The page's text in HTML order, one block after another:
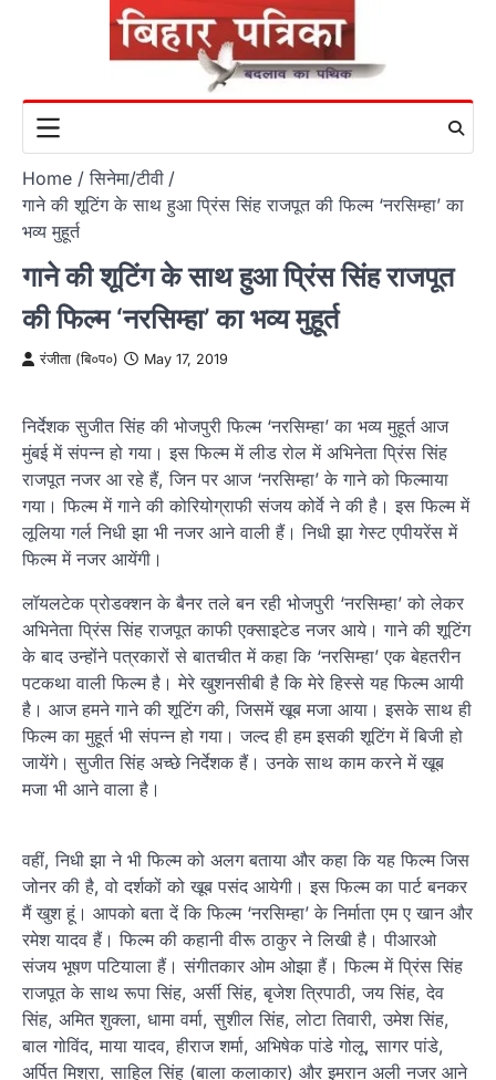
Home
सिनेमा/टीवी
गाने की शूटिंग के साथ हुआ प्रिंस सिंह राजपूत की फिल्‍म ‘नरसिम्‍हा’ का
भव्‍य मुहूर्त
गाने की शूटिंग के साथ हुआ प्रिंस सिंह राजपूत
की फिल्‍म ‘नरसिम्‍हा’ का भव्‍य मुहूर्त
रंजीता (बि०प०) May 17, 2019
निर्देशक सुजीत सिंह की भोजपुरी फिल्‍म ‘नरसिम्‍हा’ का भव्‍य मुहूर्त आज
मुंबई में संपन्‍न हो गया। इस फिल्‍म में लीड रोल में अभिनेता प्रिंस सिंह
राजपूत नजर आ रहे हैं, जिन पर आज ‘नरसिम्‍हा’ के गाने को फिल्‍माया
गया। फिल्‍म में गाने की कोरियोग्राफी संजय कोर्वे ने की है। इस फिल्‍म में
लूलिया गर्ल निधी झा भी नजर आने वाली हैं। निधी झा गेस्‍ट एपीयरेंस में
फिल्‍म में नजर आयेंगी। ‍
लॉयलटेक प्रोडक्शन के बैनर तले बन रही भोजपुरी ‘नरसिम्‍हा’ को लेकर
अभिनेता प्रिंस सिंह राजपूत काफी एक्‍साइटेड नजर आये। गाने की शूटिंग
के बाद उन्‍होंने पत्रकारों से बातचीत में कहा कि ‘नरसिम्‍हा’ एक बेहतरीन
पटकथा वाली फिल्‍म है। मेरे खुशनसीबी है कि मेरे हिस्‍से यह फिल्‍म आयी
है। आज हमने गाने की शूटिंग की, जिसमें खूब मजा आया। इसके साथ ही
फिल्‍म का मुहूर्त भी संपन्‍न हो गया। जल्‍द ही हम इसकी शूटिंग में बिजी हो
जायेंगे। सुजीत सिंह अच्‍छे निर्देशक हैं। उनके साथ काम करने में खूब
मजा भी आने वाला है।
वहीं, निधी झा ने भी फिल्‍म को अलग बताया और कहा कि यह फिल्‍म जिस
जोनर की है, वो दर्शकों को खूब पसंद आयेगी। इस फिल्‍म का पार्ट बनकर
मैं खुश हूं। आपको बता दें कि फिल्‍म ‘नरसिम्‍हा’ के निर्माता एम ए खान और
रमेश यादव हैं। फिल्‍म की कहानी वीरू ठाकुर ने लिखी है। पीआरओ
संजय भूषण पटियाला हैं। संगीतकार ओम ओझा हैं। फिल्‍म में प्रिंस सिंह
राजपूत के साथ रूपा सिंह, अर्सी सिंह, बृजेश त्रिपाठी, जय सिंह, देव
सिंह, अमित शुक्‍ला, धामा वर्मा, सुशील सिंह, लोटा तिवारी, उमेश सिंह,
बाल गोविंद, माया यादव, हीराज शर्मा, अभिषेक पांडे गोलू, सागर पांडे,
अर्पित मिश्रा, साहिल सिंह (बाला कलाकार) और इमरान अली नजर आने